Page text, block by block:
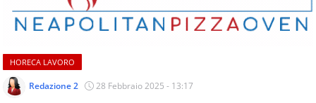
e
articoli
sul
mondo
dell'alimentazione,
dei
HORECA LAVORO
Redazione 2 28 Febbraio 2025 - 13:17